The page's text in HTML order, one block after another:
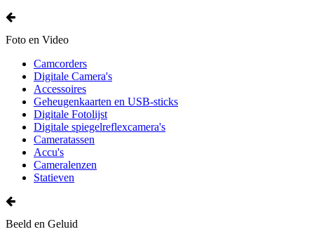
Foto en Video
Camcorders
Digitale Camera's
Accessoires
Geheugenkaarten en USB-sticks
Digitale Fotolijst
Digitale spiegelreflexcamera's
Cameratassen
Accu's
Cameralenzen
Statieven
Beeld en Geluid